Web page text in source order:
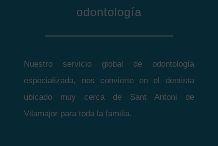
odontología
Nuestro servicio global de odontología
especializada, nos convierte en el dentista
ubicado muy cerca de Sant Antoni de
Vilamajor para toda la familia.